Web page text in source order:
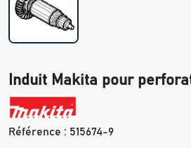
Induit Makita pour
Référence : 515674-9